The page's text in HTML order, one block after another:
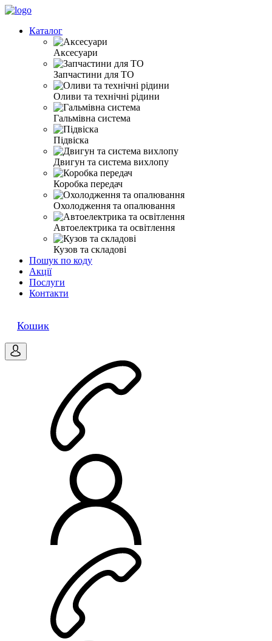
Каталог
Аксесуари
Запчастини для ТО
Оливи та технічні рідини
Гальмівна система
Підвіска
Двигун та система вихлопу
Коробка передач
Охолодження та опалювання
Автоелектрика та освітлення
Кузов та складові
Пошук по коду
Акції
Послуги
Контакти
Кошик